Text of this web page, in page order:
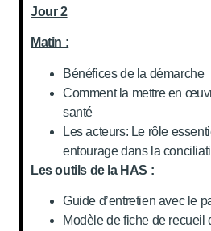
Jour 2
Matin :
Bénéfices de la démarche
Comment la mettre en
santé
Les acteurs: Le rôle
entourage dans la
Les outils de la HAS :
Guide d’entretien avec le
Modèle de fiche de recueil